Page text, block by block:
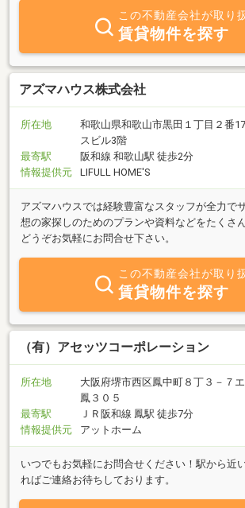
ら最適なお部屋をお探しさせて頂きます。又物
に精通したプロとして何でもご相談いただける
これからも努力してまいりたいと思います。是
お客様、又店舗、事務所などをお探しのお客様
だければ幸いです。家主様におかれましては、
どの高騰や、人件費メンテナンス費用がかさん
断し、アドバイスさせていただきますのでお気
この不動産会社が取り
賃貸物件を探す
アズマハウス株式会社
所在地
和歌山県和歌山市黒田１丁目２番
スビル3階
最寄駅
阪和線 和歌山駅 徒歩2分
情報提供元
LIFULL HOME'S
アズマハウスでは経験豊富なスタッフが全力で
想の家探しのためのプランや資料などをたくさ
どうぞお気軽にお問合せ下さい。
この不動産会社が取り
賃貸物件を探す
（有）アセッツコーポレーション
所在地
大阪府堺市西区鳳中町８丁３－７
鳳３０５
最寄駅
ＪＲ阪和線 鳳駅 徒歩7分
情報提供元
アットホーム
いつでもお気軽にお問合せください！駅から近
ればご連絡お待ちしております。